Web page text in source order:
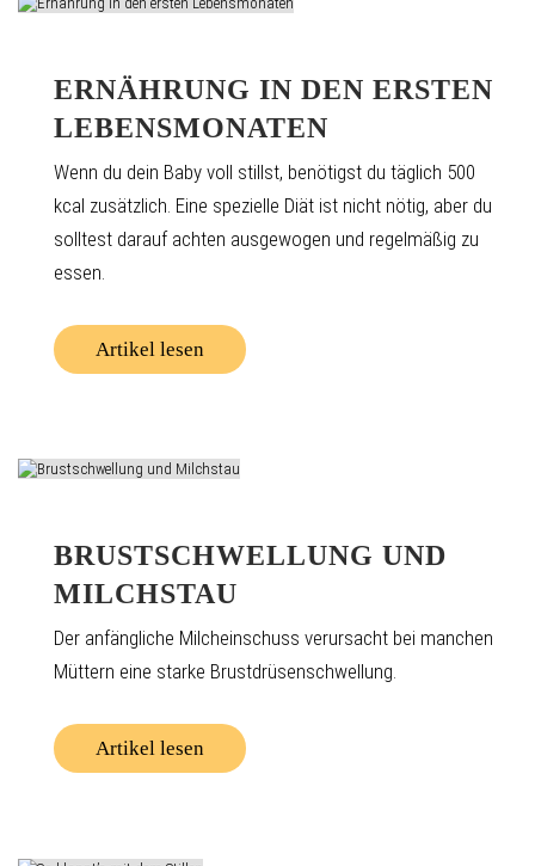
ERNÄHRUNG IN DEN ERSTEN
LEBENSMONATEN
Wenn du dein Baby voll stillst, benötigst du täglich 500
kcal zusätzlich. Eine spezielle Diät ist nicht nötig, aber du
solltest darauf achten ausgewogen und regelmäßig zu
essen.
Artikel lesen
BRUSTSCHWELLUNG UND
MILCHSTAU
Der anfängliche Milcheinschuss verursacht bei manchen
Müttern eine starke Brustdrüsenschwellung.
Artikel lesen